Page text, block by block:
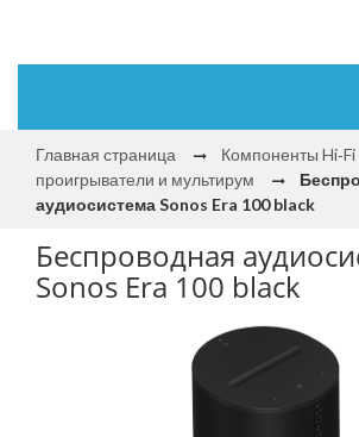
Главная страница Компоненты Hi‑Fi
проигрыватели и мультирум
аудиосистема Sonos Era 100 black
Беспроводная
Sonos Era 100 black